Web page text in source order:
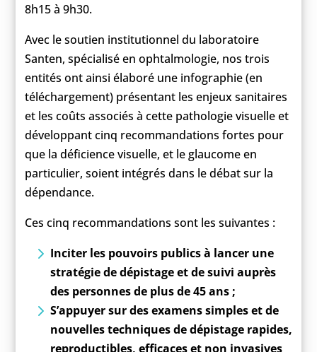
8h15 à 9h30.
Avec le soutien institutionnel du laboratoire
Santen, spécialisé en ophtalmologie, nos trois
entités ont ainsi élaboré une infographie (en
téléchargement) présentant les enjeux sanitaires
et les coûts associés à cette pathologie visuelle et
développant cinq recommandations fortes pour
que la déficience visuelle, et le glaucome en
particulier, soient intégrés dans le débat sur la
dépendance.
Ces cinq recommandations sont les suivantes :
Inciter les pouvoirs publics à lancer une
stratégie de dépistage et de suivi auprès
des personnes de plus de 45 ans ;
S’appuyer sur des examens simples et de
nouvelles techniques de dépistage rapides,
reproductibles, e­fficaces et non invasives